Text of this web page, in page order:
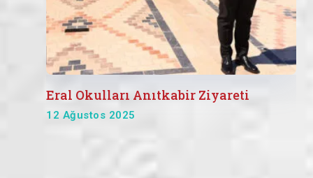
Eral Okulları Anıtkabir Ziyareti
12 Ağustos 2025